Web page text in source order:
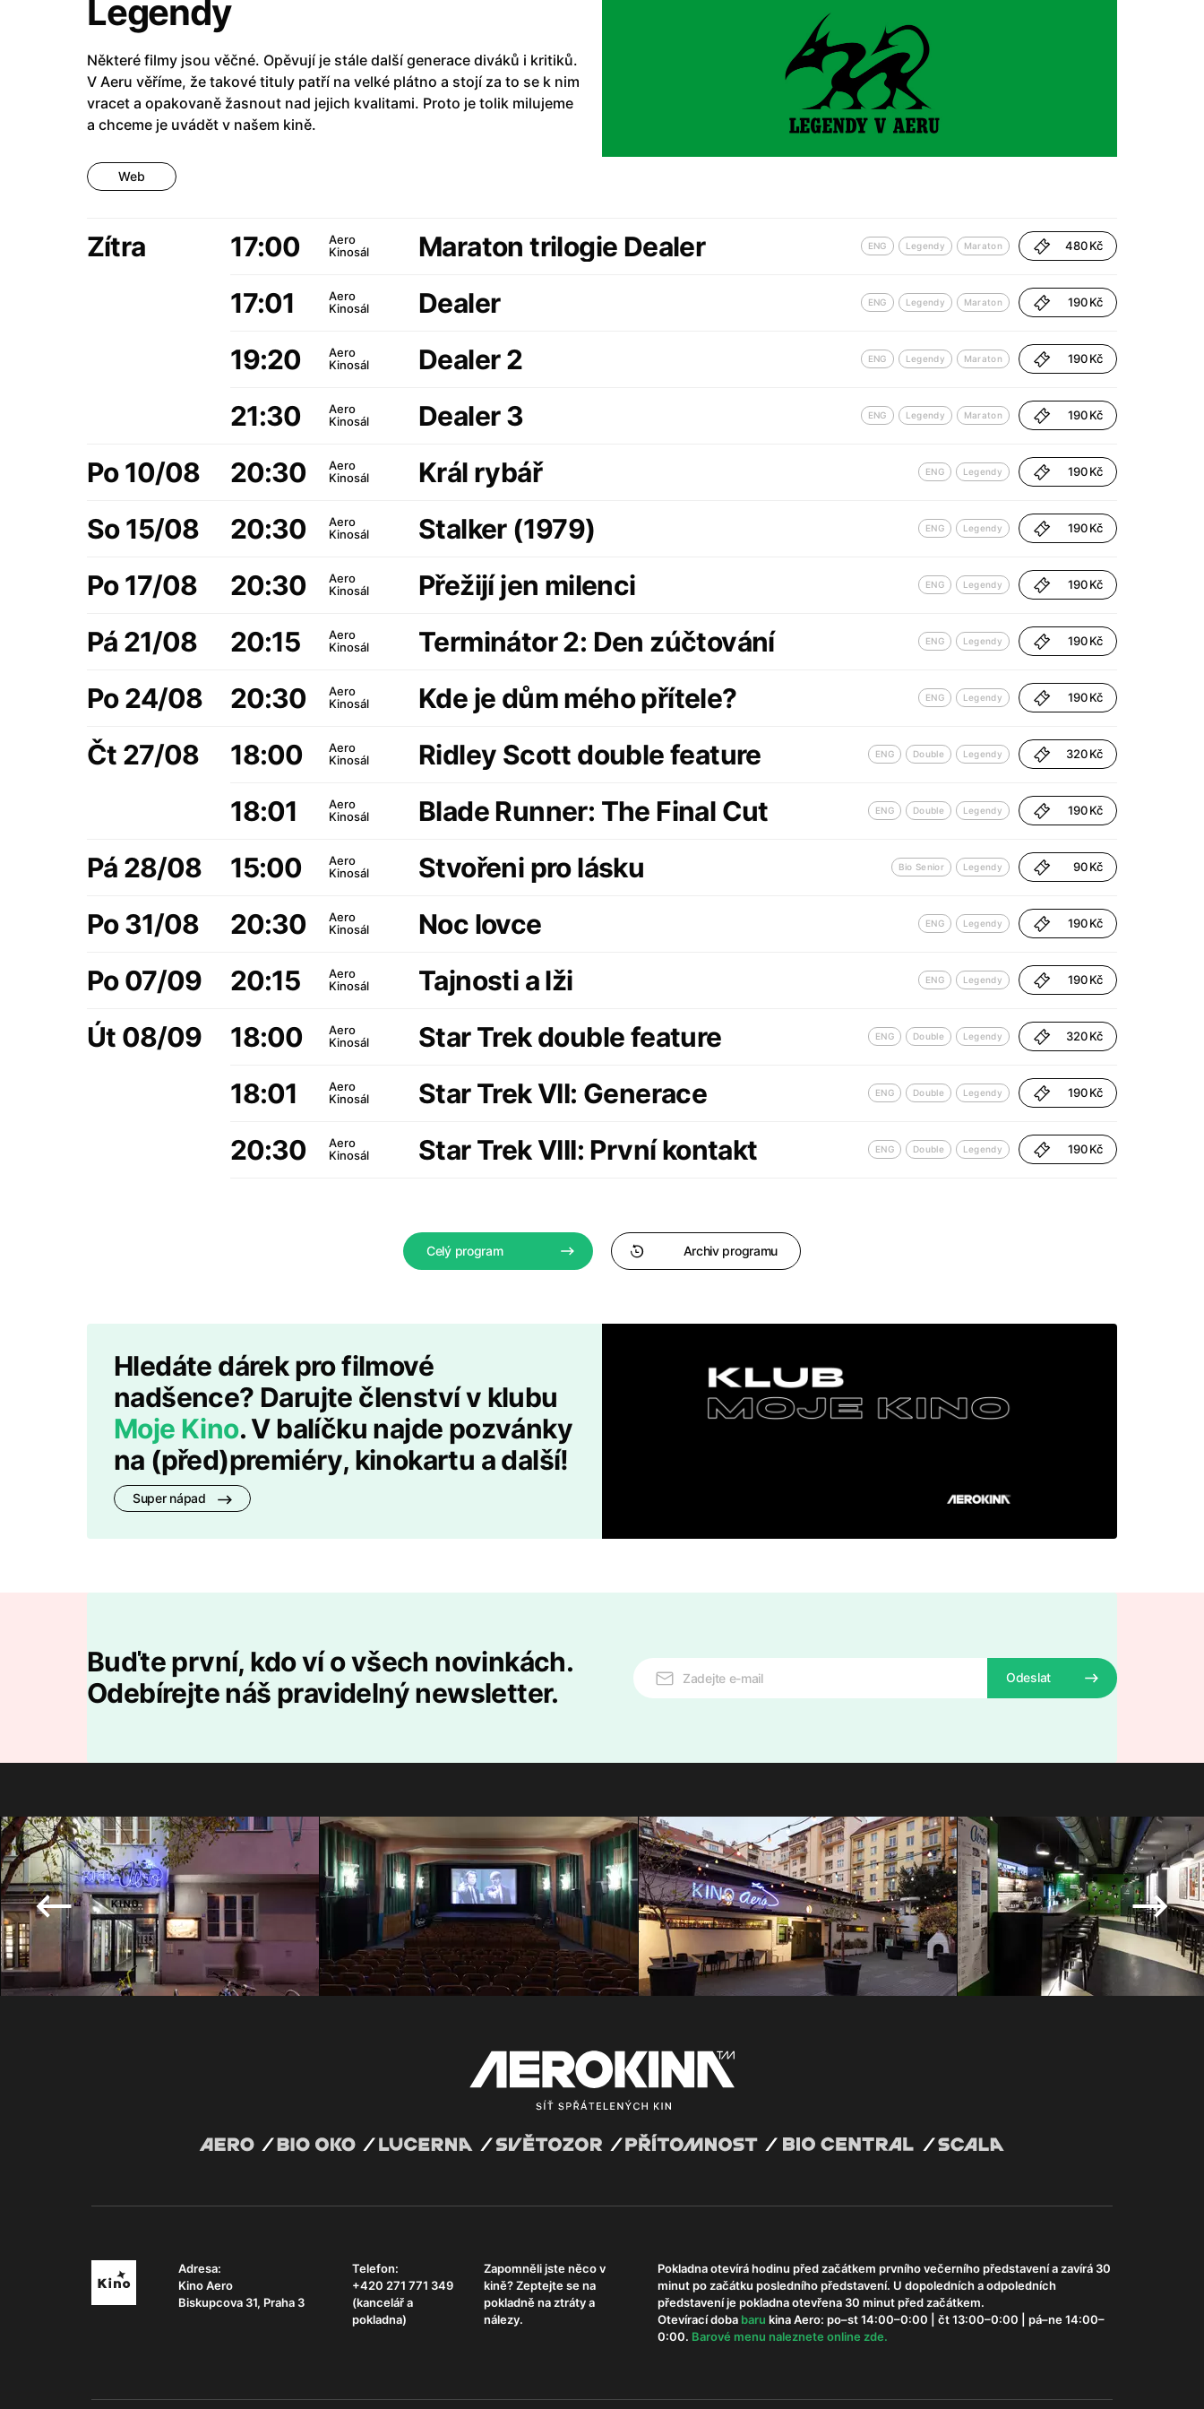
Legendy
Některé filmy jsou věčné. Opěvují je stále další generace diváků i kritiků.
V Aeru věříme, že takové tituly patří na velké plátno a stojí za to se k nim
vracet a opakovaně žasnout nad jejich kvalitami. Proto je tolik milujeme
a chceme je uvádět v našem kině.
Web
Zítra 17:00
Aero
Kinosál
Maraton trilogie Dealer ENG Legendy Maraton 480 Kč
17:01
Aero
Kinosál
Dealer ENG Legendy Maraton 190 Kč
19:20
Aero
Kinosál
Dealer 2 ENG Legendy Maraton 190 Kč
21:30
Aero
Kinosál
Dealer 3 ENG Legendy Maraton 190 Kč
Po 10/08 20:30
Aero
Kinosál
Král rybář ENG Legendy 190 Kč
So 15/08 20:30
Aero
Kinosál
Stalker (1979) ENG Legendy 190 Kč
Po 17/08 20:30
Aero
Kinosál
Přežijí jen milenci ENG Legendy 190 Kč
Pá 21/08 20:15
Aero
Kinosál
Terminátor 2: Den zúčtování ENG Legendy 190 Kč
Po 24/08 20:30
Aero
Kinosál
Kde je dům mého přítele? ENG Legendy 190 Kč
Čt 27/08 18:00
Aero
Kinosál
Ridley Scott double feature ENG Double Legendy 320 Kč
18:01
Aero
Kinosál
Blade Runner: The Final Cut ENG Double Legendy 190 Kč
Pá 28/08 15:00
Aero
Kinosál
Stvořeni pro lásku Bio Senior Legendy 90 Kč
Po 31/08 20:30
Aero
Kinosál
Noc lovce ENG Legendy 190 Kč
Po 07/09 20:15
Aero
Kinosál
Tajnosti a lži ENG Legendy 190 Kč
Út 08/09 18:00
Aero
Kinosál
Star Trek double feature ENG Double Legendy 320 Kč
18:01
Aero
Kinosál
Star Trek VII: Generace ENG Double Legendy 190 Kč
20:30
Aero
Kinosál
Star Trek VIII: První kontakt ENG Double Legendy 190 Kč
Celý program Archiv programu
Hledáte dárek pro filmové
nadšence? Darujte členství v klubu
Moje Kino. V balíčku najde pozvánky
na (před)premiéry, kinokartu a další!
Super nápad
Buďte první, kdo ví o všech novinkách.
Odebírejte náš pravidelný newsletter.
Odeslat
Adresa:
Kino Aero
Biskupcova 31, Praha 3
Telefon:
+420 271 771 349
(kancelář a
pokladna)
Zapomněli jste něco v
kině? Zeptejte se na
pokladně na ztráty a
nálezy.
Pokladna otevírá hodinu před začátkem prvního večerního představení a zavírá 30
minut po začátku posledního představení. U dopoledních a odpoledních
představení je pokladna otevřena 30 minut před začátkem.
Otevírací doba baru kina Aero: po–st 14:00–0:00 | čt 13:00–0:00 | pá–ne 14:00–
0:00. Barové menu naleznete online zde.